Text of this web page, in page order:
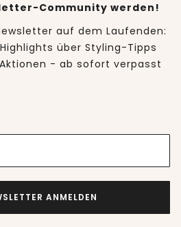
Community werden!
auf dem Laufenden:
über Styling-Tipps
- ab sofort verpasst
ANMELDEN